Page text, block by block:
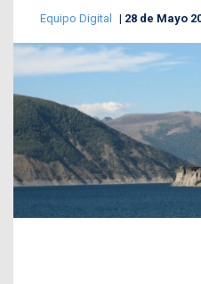
Equipo Digital 28 de Mayo